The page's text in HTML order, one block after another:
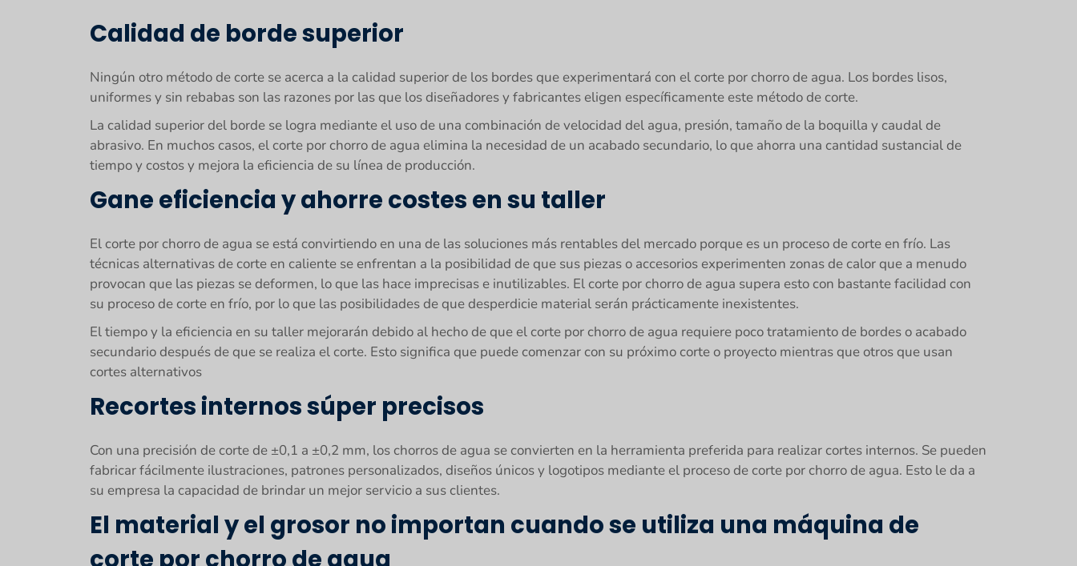
Calidad de borde superior
Ningún otro método de corte se acerca a la calidad superior de los bordes que experimentará con el corte por chorro de agua. Los bordes lisos,
uniformes y sin rebabas son las razones por las que los diseñadores y fabricantes eligen específicamente este método de corte.
La calidad superior del borde se logra mediante el uso de una combinación de velocidad del agua, presión, tamaño de la boquilla y caudal de
abrasivo. En muchos casos, el corte por chorro de agua elimina la necesidad de un acabado secundario, lo que ahorra una cantidad sustancial de
tiempo y costos y mejora la eficiencia de su línea de producción.
Gane eficiencia y ahorre costes en su taller
El corte por chorro de agua se está convirtiendo en una de las soluciones más rentables del mercado porque es un proceso de corte en frío. Las
técnicas alternativas de corte en caliente se enfrentan a la posibilidad de que sus piezas o accesorios experimenten zonas de calor que a menudo
provocan que las piezas se deformen, lo que las hace imprecisas e inutilizables. El corte por chorro de agua supera esto con bastante facilidad con
su proceso de corte en frío, por lo que las posibilidades de que desperdicie material serán prácticamente inexistentes.
El tiempo y la eficiencia en su taller mejorarán debido al hecho de que el corte por chorro de agua requiere poco tratamiento de bordes o acabado
secundario después de que se realiza el corte. Esto significa que puede comenzar con su próximo corte o proyecto mientras que otros que usan
cortes alternativos
Recortes internos súper precisos
Con una precisión de corte de ±0,1 a ±0,2 mm, los chorros de agua se convierten en la herramienta preferida para realizar cortes internos. Se pueden
fabricar fácilmente ilustraciones, patrones personalizados, diseños únicos y logotipos mediante el proceso de corte por chorro de agua. Esto le da a
su empresa la capacidad de brindar un mejor servicio a sus clientes.
El material y el grosor no importan cuando se utiliza una máquina de
corte por chorro de agua